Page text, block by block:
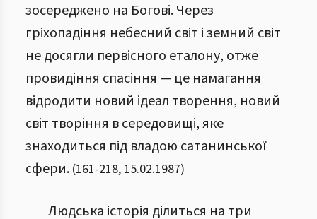
зосереджено на Богові. Через
гріхопадіння небесний світ і земний світ
не досягли первісного еталону, отже
провидіння спасіння — це намагання
відродити новий ідеал творення, новий
світ творіння в середовищі, яке
знаходиться під владою сатанинської
сфери. (161-218, 15.02.1987)
Людська історія ділиться на три